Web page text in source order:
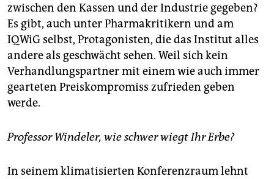
zwischen den Kassen und der Industrie gegeben?
Es gibt, auch unter Pharmakritikern und am
IQWiG selbst, Protagonisten, die das Institut alles
andere als geschwächt sehen. Weil sich kein
Verhandlungspartner mit einem wie auch immer
gearteten Preiskompromiss zufrieden geben
werde.
Professor Windeler, wie schwer wiegt Ihr Erbe?
In seinem klimatisierten Konferenzraum lehnt